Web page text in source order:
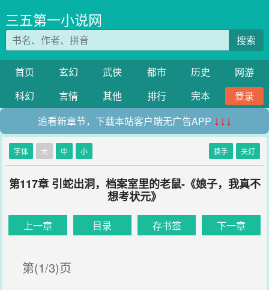
三五第一小说网
搜索
首页 玄幻 武侠 都市 历史
网游
科幻
言情 其他 排行 完本
登录
追看新章节，下载本站客户端无广告APP ↓↓↓
字体 大 中 小 换手 关灯
第117章 引蛇出洞，档案室里的老鼠-《娘子，我真不
想考状元》
上一章 目录 存书签 下一章
第(1/3)页